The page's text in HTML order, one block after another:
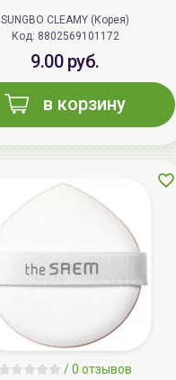
SUNGBO CLEAMY (Корея)
Код: 8802569101172
9.00 руб.
в корзину
/0 отзывов